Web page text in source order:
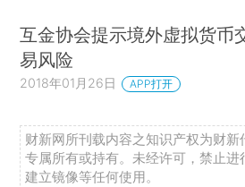
互金协会提示境外虚拟货币
易风险
2018年01月26日 APP打开
财新网所刊载内容之知识产权为财新
专属所有或持有。未经许可，禁止进
建立镜像等任何使用。